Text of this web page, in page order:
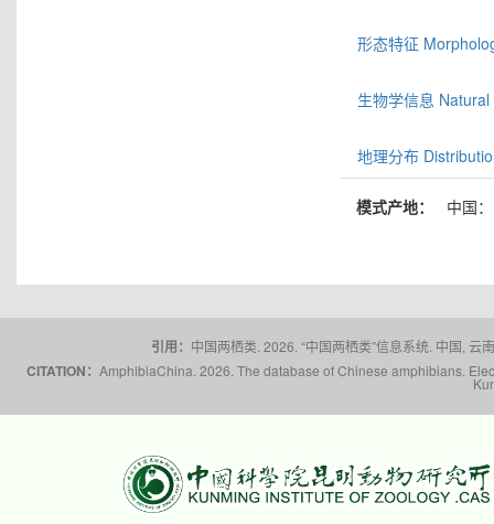
形态特征
生物学信息
地理分布
模式产地： 中国
引用： 中国两栖类. 2026. “中国两栖类”信息系统. 中国,
CITATION： AmphibiaChina. 2026. The database of Chinese amphibians.